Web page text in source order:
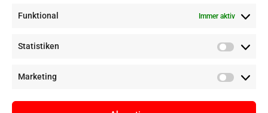
Funktional Immer aktiv
Statistiken
Marketing